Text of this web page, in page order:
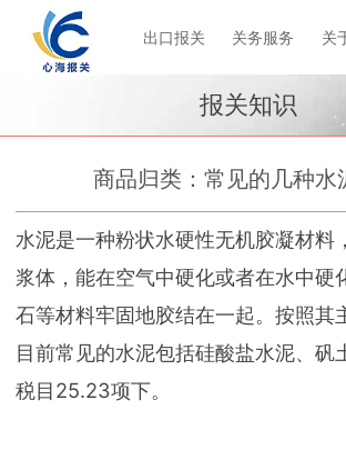
出口报关 关务服务 关
报关知识
商品归类：常见的几种水
水泥是一种粉状水硬性无机胶凝材料
浆体，能在空气中硬化或者在水中硬
石等材料牢固地胶结在一起。按照其
目前常见的水泥包括硅酸盐水泥、矾
税目25.23项下。